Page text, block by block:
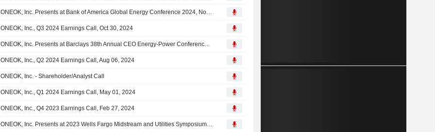
ONEOK, Inc. Presents at Bank of America Global Energy Conference 2024, Nov-13-2024 01:20 PM
ONEOK, Inc., Q3 2024 Earnings Call, Oct 30, 2024
ONEOK, Inc. Presents at Barclays 38th Annual CEO Energy-Power Conference 2024, Sep-04-2024 02:25 PM
ONEOK, Inc., Q2 2024 Earnings Call, Aug 06, 2024
ONEOK, Inc. - Shareholder/Analyst Call
ONEOK, Inc., Q1 2024 Earnings Call, May 01, 2024
ONEOK, Inc., Q4 2023 Earnings Call, Feb 27, 2024
ONEOK, Inc. Presents at 2023 Wells Fargo Midstream and Utilities Symposium, Dec-06-2023 02:15 PM